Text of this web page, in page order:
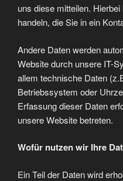
uns diese mitteilen.
handeln, die Sie in ein
Andere Daten werden
Website durch unsere IT-
allem technische Daten
Betriebssystem oder
Erfassung dieser Daten
unsere Website betreten.
Wofür nutzen wir Ihre
Ein Teil der Daten wird